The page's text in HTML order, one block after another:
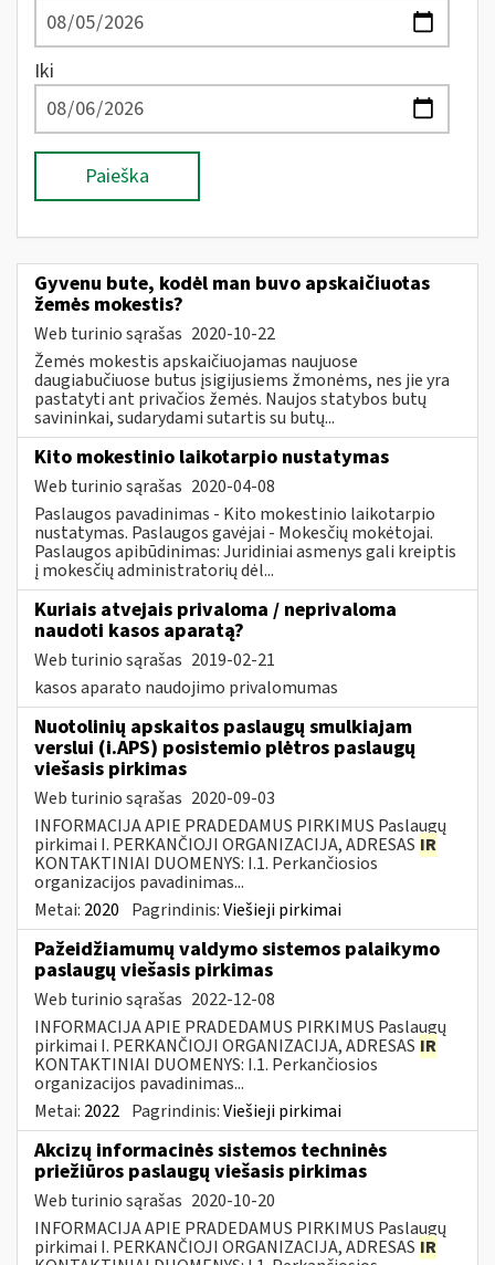
Iki
Paieška
Gyvenu bute, kodėl man buvo apskaičiuotas
žemės mokestis?
Web turinio sąrašas 2020-10-22
Žemės mokestis apskaičiuojamas naujuose
daugiabučiuose butus įsigijusiems žmonėms, nes jie yra
pastatyti ant privačios žemės. Naujos statybos butų
savininkai, sudarydami sutartis su butų...
Kito mokestinio laikotarpio nustatymas
Web turinio sąrašas 2020-04-08
Paslaugos pavadinimas - Kito mokestinio laikotarpio
nustatymas. Paslaugos gavėjai - Mokesčių mokėtojai.
Paslaugos apibūdinimas: Juridiniai asmenys gali kreiptis
į mokesčių administratorių dėl...
Kuriais atvejais privaloma / neprivaloma
naudoti kasos aparatą?
Web turinio sąrašas 2019-02-21
kasos aparato naudojimo privalomumas
Nuotolinių apskaitos paslaugų smulkiajam
verslui (i.APS) posistemio plėtros paslaugų
viešasis pirkimas
Web turinio sąrašas 2020-09-03
INFORMACIJA APIE PRADEDAMUS PIRKIMUS Paslaugų
pirkimai I. PERKANČIOJI ORGANIZACIJA, ADRESAS IR
KONTAKTINIAI DUOMENYS: I.1. Perkančiosios
organizacijos pavadinimas...
Metai: 2020 Pagrindinis:Viešieji pirkimai
Pažeidžiamumų valdymo sistemos palaikymo
paslaugų viešasis pirkimas
Web turinio sąrašas 2022-12-08
INFORMACIJA APIE PRADEDAMUS PIRKIMUS Paslaugų
pirkimai I. PERKANČIOJI ORGANIZACIJA, ADRESAS IR
KONTAKTINIAI DUOMENYS: I.1. Perkančiosios
organizacijos pavadinimas...
Metai: 2022 Pagrindinis:Viešieji pirkimai
Akcizų informacinės sistemos techninės
priežiūros paslaugų viešasis pirkimas
Web turinio sąrašas 2020-10-20
INFORMACIJA APIE PRADEDAMUS PIRKIMUS Paslaugų
pirkimai I. PERKANČIOJI ORGANIZACIJA, ADRESAS IR